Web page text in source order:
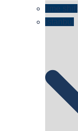
time shift
Istanbul